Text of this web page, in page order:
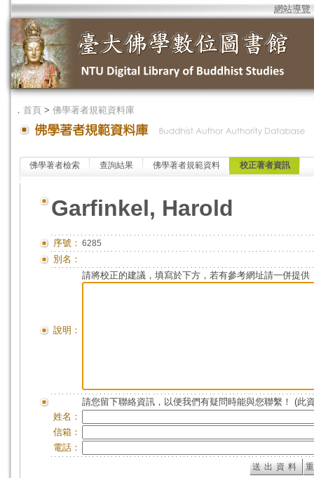
網站導覽
． 首頁 > 佛學著者規範資料庫
佛學著者檢索 查詢結果 佛學著者規範資料 校正著者資訊
Garfinkel, Harold
序號： 6285
別名：
說明：
請將校正的建議，填寫於下方，若有參考網址請一併提供
請您留下聯絡資訊，以便我們有疑問時能與您聯繫！ (此
姓名：
信箱：
電話：